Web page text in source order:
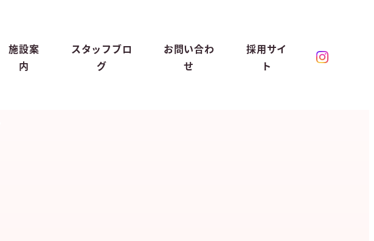
施設案
内
スタッフブロ
グ
お問い合わ
せ
採用サイ
ト